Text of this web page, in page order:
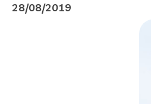
28/08/2019